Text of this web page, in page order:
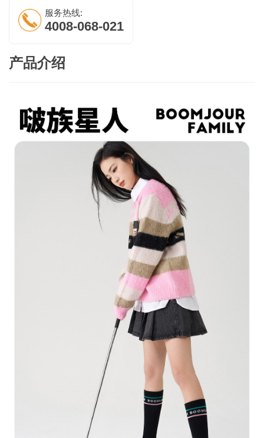
服务热线:
4008-068-021
产品介绍